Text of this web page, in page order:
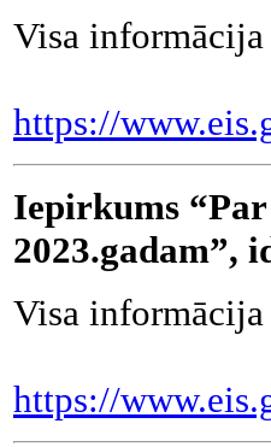
Visa
https://
Iepirkums
2023.gadam”,
Visa
https://